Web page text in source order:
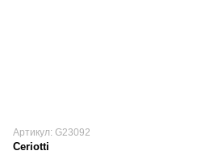
Артикул: G23092
Ceriotti